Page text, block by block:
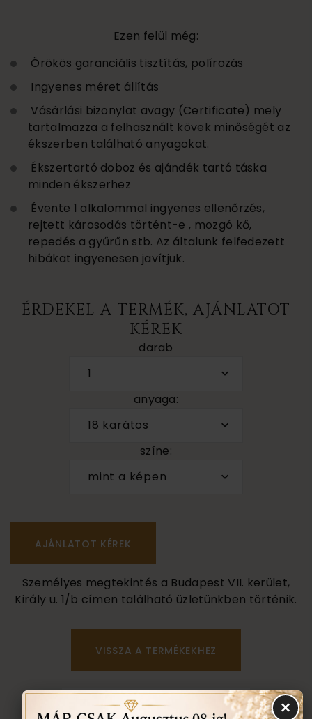
Ezen felül még:
Örökös garanciális tisztítás, polírozás
Ingyenes méret állítás
Vásárlási bizonylat avagy (Certificate) mely
tartalmazza a felhasznált kövek minőségét az
ékszerben található anyagokat.
Ékszertartó doboz és ajándék tartó táska
minden ékszerhez
Évente 1 alkalommal ingyenes ellenőrzés,
rejtett károsodás történt-e , mozgó kő,
repedés a gyűrűn stb. Az általunk felfedezett
hibákat ingyenesen javítjuk.
ÉRDEKEL A TERMÉK, AJÁNLATOT
KÉREK
darab
1
anyaga:
18 karátos
színe:
mint a képen
Személyes megtekintés a Budapest VII. kerület,
Király u. 1/b címen található üzletünkben történik.
VISSZA A TERMÉKEKHEZ
EGYEZTETÉS ×